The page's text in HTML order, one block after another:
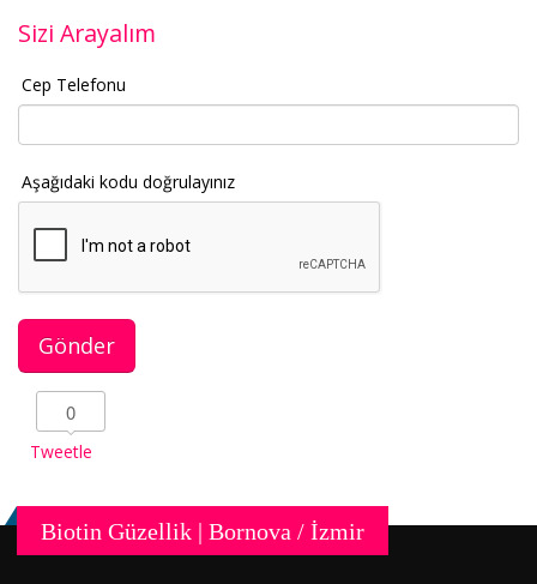
Sizi Arayalım
Cep Telefonu
Aşağıdaki kodu doğrulayınız
0
Tweetle
Biotin Güzellik | Bornova / İzmir